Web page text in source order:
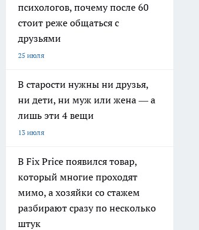
психологов, почему после 60
стоит реже общаться с
друзьями
25 июля
В старости нужны ни друзья,
ни дети, ни муж или жена — а
лишь эти 4 вещи
13 июля
В Fix Price появился товар,
который многие проходят
мимо, а хозяйки со стажем
разбирают сразу по несколько
штук